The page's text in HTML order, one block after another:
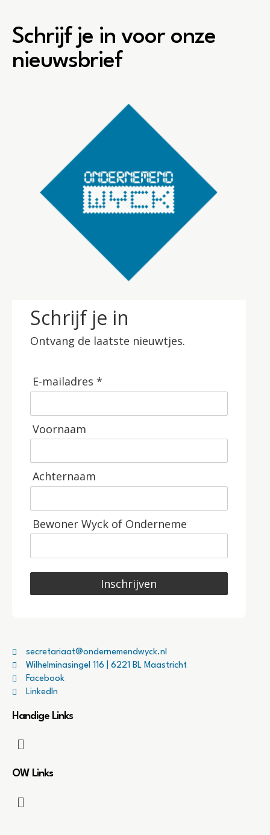
Schrijf je in voor onze
nieuwsbrief
Schrijf je in
Ontvang de laatste nieuwtjes.
E-mailadres *
Voornaam
Achternaam
Bewoner Wyck of Onderneme
Inschrijven
secretariaat@ondernemendwyck.nl
Wilhelminasingel 116 | 6221 BL Maastricht
Facebook
LinkedIn
Handige Links
OW Links